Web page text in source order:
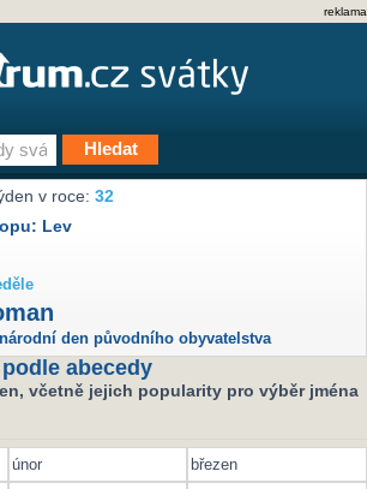
reklama
v roce:32
Lev
den původního obyvatelstva
abecedy
včetně jejich popularity pro výběr jména
únor
březen